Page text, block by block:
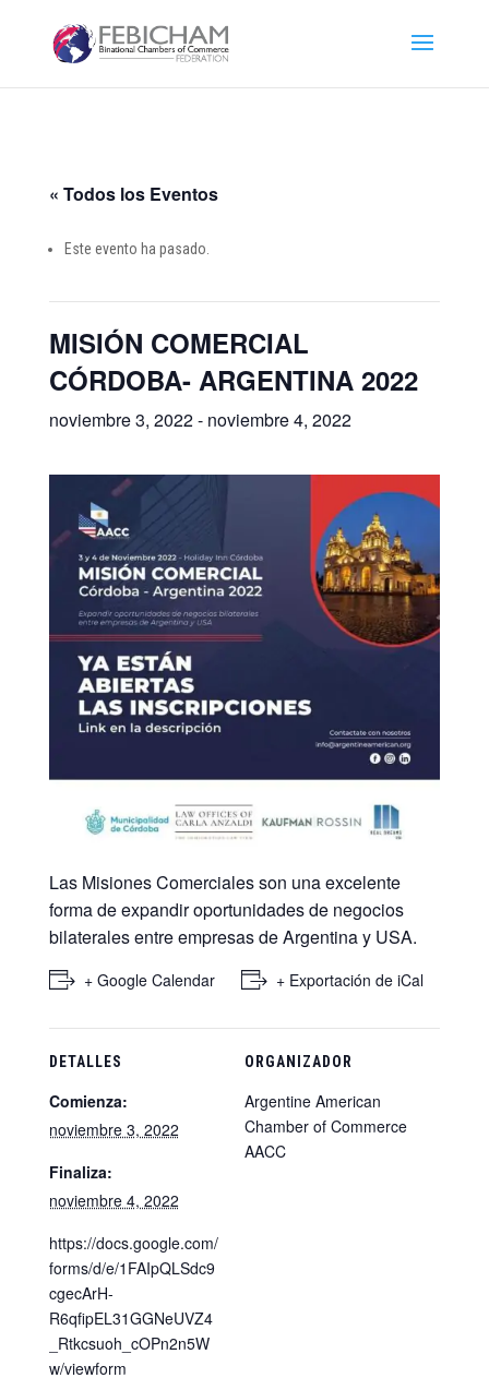
« Todos los Eventos
Este evento ha pasado.
MISIÓN COMERCIAL
CÓRDOBA- ARGENTINA 2022
noviembre 3, 2022- noviembre 4, 2022
Las Misiones Comerciales son una excelente
forma de expandir oportunidades de negocios
bilaterales entre empresas de Argentina y USA.
+ Google Calendar + Exportación de iCal
DETALLES
Comienza:
noviembre 3, 2022
Finaliza:
noviembre 4, 2022
https://docs.google.com/
forms/d/e/1FAIpQLSdc9
cgecArH-
R6qfipEL31GGNeUVZ4
_Rtkcsuoh_cOPn2n5W
w/viewform
ORGANIZADOR
Argentine American
Chamber of Commerce
AACC